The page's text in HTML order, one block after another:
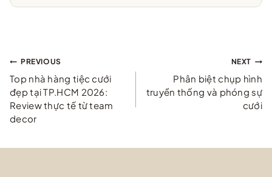
Điều
hướng
bài
viết
PREVIOUS
Top nhà hàng tiệc cưới
đẹp tại TP.HCM 2026:
Review thực tế từ team
decor
NEXT
Phân biệt chụp hình
truyền thống và phóng sự
cưới